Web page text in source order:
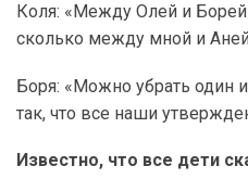
Коля: «Между Олей и
сколько между мной и
Боря: «Можно убрать один
так, что все наши
Известно, что все дети